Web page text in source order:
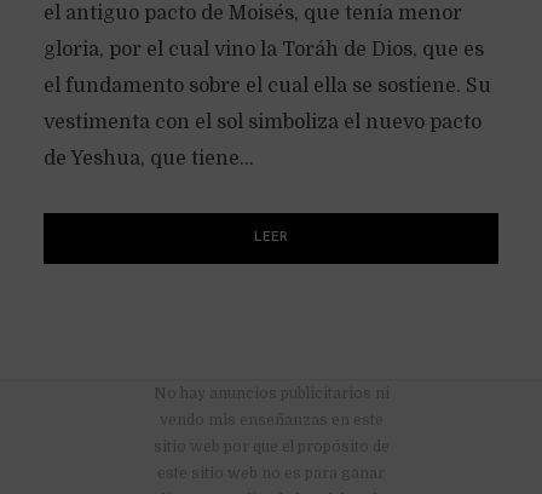
el antiguo pacto de Moisés, que tenía menor
gloria, por el cual vino la Toráh de Dios, que es
el fundamento sobre el cual ella se sostiene. Su
vestimenta con el sol simboliza el nuevo pacto
de Yeshua, que tiene...
LEER
No hay anuncios publicitarios ni
vendo mis enseñanzas en este
sitio web por que el propósito de
este sitio web no es para ganar